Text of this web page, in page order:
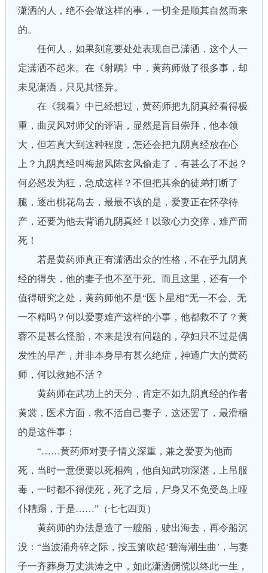
潇洒的人，绝不会做这样的事，一切全是顺其自然而来
的。
任何人，如果刻意要处处表现自己潇洒，这个人一
定潇洒不起来。在《射鵰》中，黄药师做了很多事，却
未见潇洒，只见其怪异。
在《我看》中已经想过，黄药师把九阴真经看得极
重，曲灵风对师父的评语，显然是盲目崇拜，他本领
大，但若真大到这种程度，怎还会把九阴真经放在心
上？九阴真经叫梅超风陈玄风偷走了，有甚么了不起？
何必怒发为狂，急成这样？不但把其余的徒弟打断了
腿，逐出桃花岛去，最最不该的是，爱妻正在怀孕待
产，还要为他去背诵九阴真经！以致心力交瘁，难产而
死！
若是黄药师真正有潇洒出众的性格，不在乎九阴真
经的得失，他的妻子也不至于死。而且这里，还有一个
值得研究之处，黄药师他不是“医卜星相”无一不会、无
一不精吗？何以爱妻难产这样的小事，他都救不了？黄
蓉不是甚么怪胎，本来是没有问题的，孕妇只不过是偶
发性的早产，并非本身早有甚么绝症，神通广大的黄药
师，何以救她不活？
黄药师在武功上的天分，肯定不如九阴真经的作者
黄裳，医术方面，救不活自己妻子，这还罢了，最滑稽
的是这件事：
“……黄药师对妻子情义深重，兼之爱妻为他而
死，当时一意便要以死相殉，他自知武功深湛，上吊服
毒，一时都不得便死，死了之后，尸身又不免受岛上哑
仆糟蹋，于是……”（七七四页）
黄药师的办法是造了一艘船，驶出海去，再令船沉
没：“当波涌舟碎之际，按玉箫吹起‘碧海潮生曲’，与妻
子一齐葬身万丈洪涛之中，如此潇洒倜傥以终此一生，